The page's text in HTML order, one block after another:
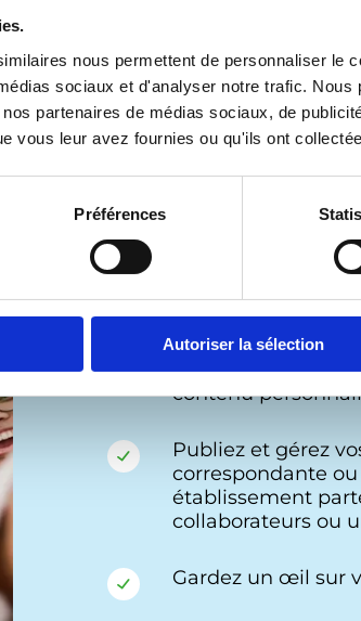
nous permettent de personnaliser le
sociaux et d'analyser notre trafic.
partenaires de médias sociaux, de
vous leur avez fournies ou qu'ils ont
Préférences
Autoriser la sélection
Créer un
Accédez
contenu
Publiez et gérez
correspondante
établissement
collaborateurs ou
Gardez un œil sur